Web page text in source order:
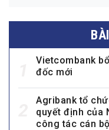
Vietcombank
đốc mới
Agribank tổ
quyết định của
công tác cán bộ